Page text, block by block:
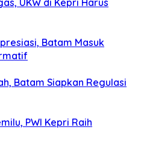
UKW di Kepri Harus
Batam Masuk
Batam Siapkan Regulasi
PWI Kepri Raih